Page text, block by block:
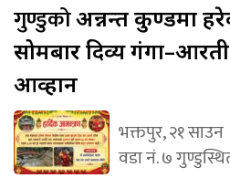
गुण्डुकोअन्नन्त कुण्डमा
सोमबार दिव्य
आव्हान
भक्तपुर, २१ साउन
वडा नं. ७